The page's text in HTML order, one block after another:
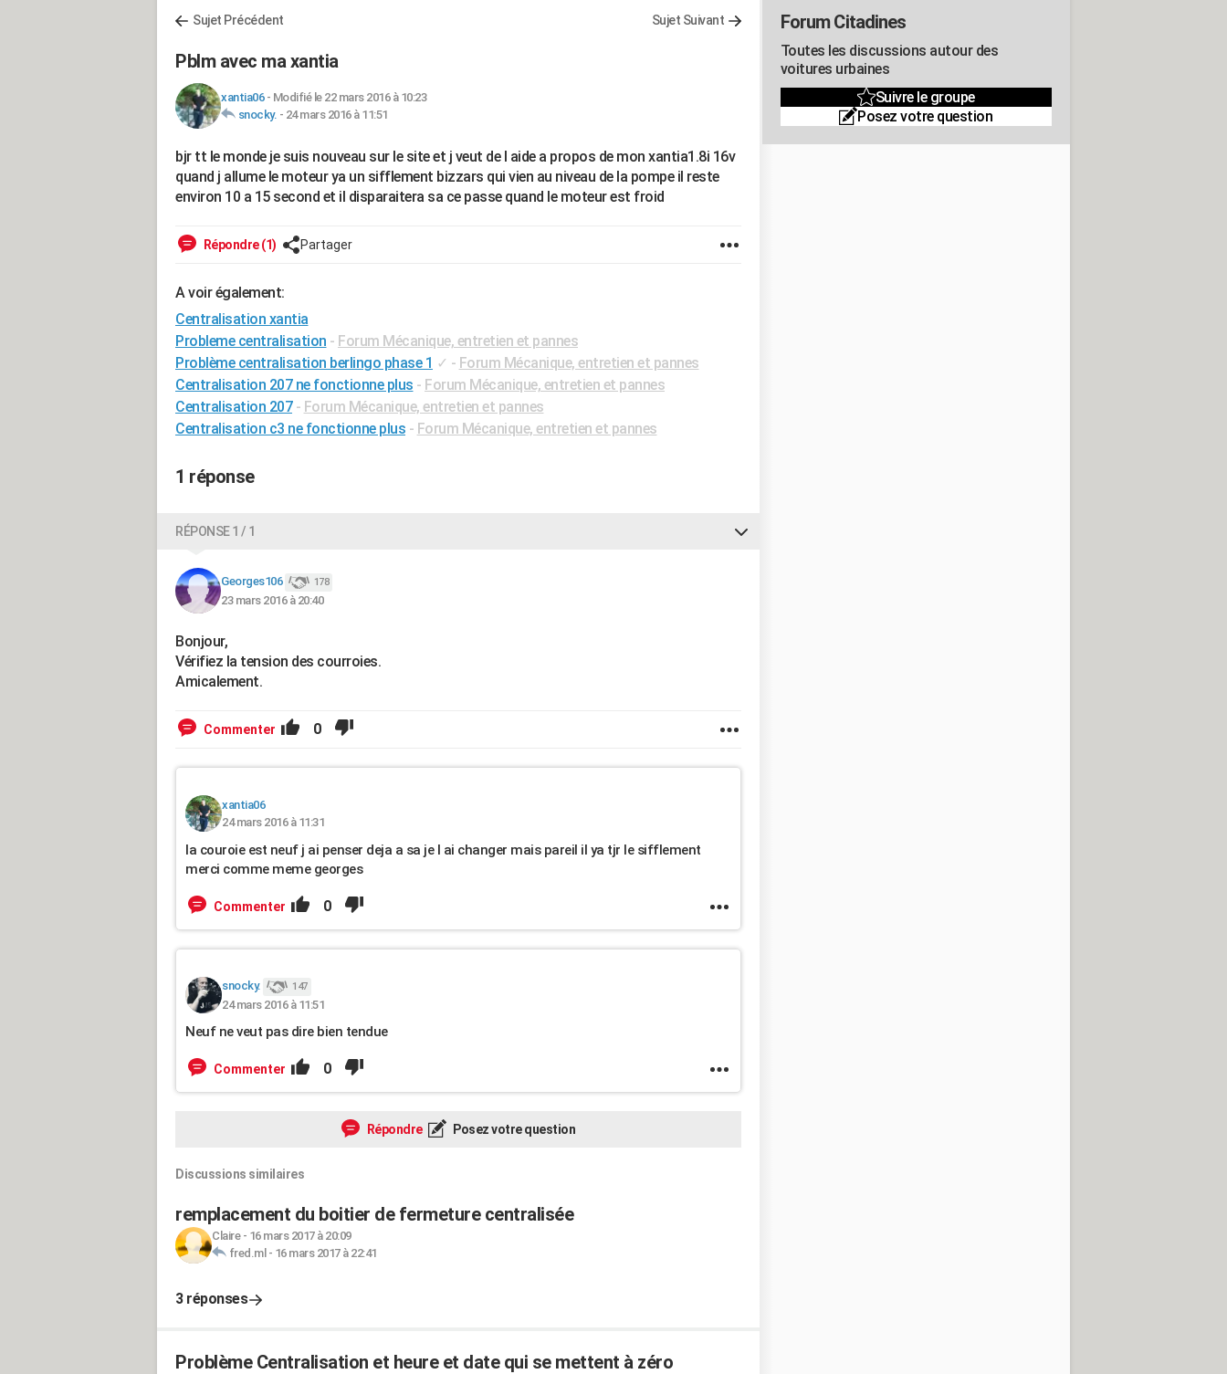
Sujet Précédent Sujet Suivant
Pblm avec ma xantia
xantia06- Modifié le 22 mars 2016 à 10:23
snocky. - 24 mars 2016 à 11:51
bjr tt le monde je suis nouveau sur le site et j veut de l aide a propos de mon xantia1.8i 16v
quand j allume le moteur ya un sifflement bizzars qui vien au niveau de la pompe il reste
environ 10 a 15 second et il disparaitera sa ce passe quand le moteur est froid
Répondre (1) Partager
A voir également:
Centralisation xantia
Probleme centralisation - Forum Mécanique, entretien et pannes
Problème centralisation berlingo phase 1 ✓ - Forum Mécanique, entretien et pannes
Centralisation 207 ne fonctionne plus - Forum Mécanique, entretien et pannes
Centralisation 207 - Forum Mécanique, entretien et pannes
Centralisation c3 ne fonctionne plus - Forum Mécanique, entretien et pannes
1 réponse
RÉPONSE 1 / 1
Georges106 178
23 mars 2016 à 20:40
Bonjour,
Vérifiez la tension des courroies.
Amicalement.
Commenter 0
xantia06
24 mars 2016 à 11:31
la couroie est neuf j ai penser deja a sa je l ai changer mais pareil il ya tjr le sifflement
merci comme meme georges
Commenter 0
snocky. 147
24 mars 2016 à 11:51
Neuf ne veut pas dire bien tendue
Commenter 0
Répondre Posez votre question
Discussions similaires
remplacement du boitier de fermeture centralisée
Claire- 16 mars 2017 à 20:09
fred.ml - 16 mars 2017 à 22:41
3 réponses
Problème Centralisation et heure et date qui se mettent à zéro
Forum Citadines
Toutes les discussions autour des
voitures urbaines
Suivre le groupe
Posez votre question